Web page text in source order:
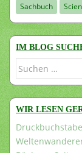
Sachbuch
IM BLOG
Suchen
WIR LESEN